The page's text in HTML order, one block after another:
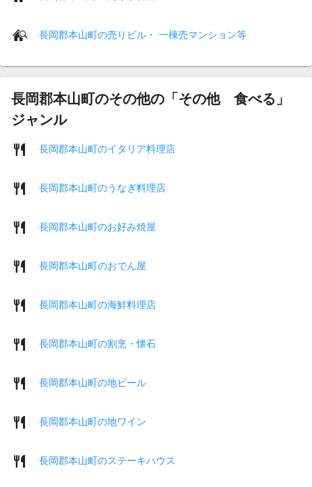
長岡郡本山町の売りビル・ 一棟売マンション等
長岡郡本山町のその他の「その他 食べる」
ジャンル
長岡郡本山町のイタリア料理店
長岡郡本山町のうなぎ料理店
長岡郡本山町のお好み焼屋
長岡郡本山町のおでん屋
長岡郡本山町の海鮮料理店
長岡郡本山町の割烹・懐石
長岡郡本山町の地ビール
長岡郡本山町の地ワイン
長岡郡本山町のステーキハウス